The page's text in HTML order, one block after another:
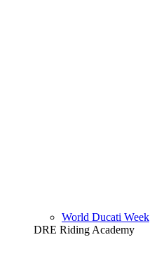
World Ducati Week
DRE Riding Academy